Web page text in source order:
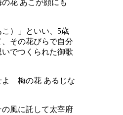
）」といい、5歳
その花びらで自分
でつくられた御歌
風に託して太宰府